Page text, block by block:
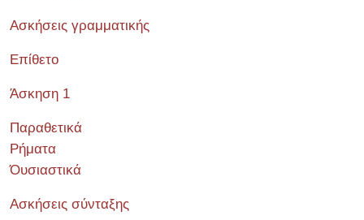
Ασκήσεις γραμματικής
Επίθετο
Άσκηση 1
Παραθετικά
Ρήματα
Όυσιαστικά
Ασκήσεις σύνταξης